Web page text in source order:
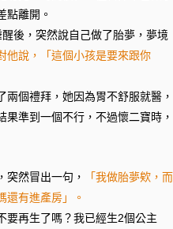
點離開。
後，突然說自己做了胎夢，夢境
他說，「這個小孩是要來跟你
個禮拜，她因為胃不舒服就醫，
準到一個不行，不過懷二寶時，
突然冒出一句，
「我做胎夢欸，而
還有進產房」。
要再生了嗎？我已經生2個公主